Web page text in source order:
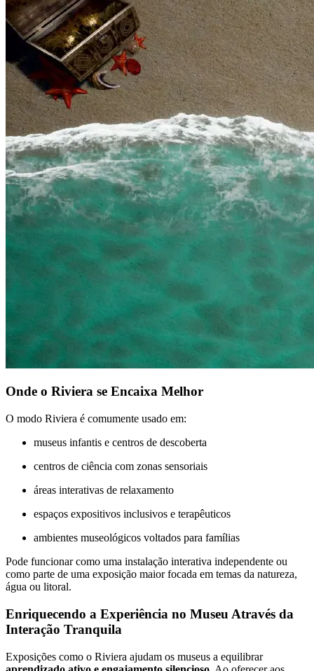
Onde o Riviera se Encaixa Melhor
O modo Riviera é comumente usado em:
museus infantis e centros de descoberta
centros de ciência com zonas sensoriais
áreas interativas de relaxamento
espaços expositivos inclusivos e terapêuticos
ambientes museológicos voltados para famílias
Pode funcionar como uma instalação interativa independente ou
como parte de uma exposição maior focada em temas da natureza,
água ou litoral.
Enriquecendo a Experiência no Museu Através da
Interação Tranquila
Exposições como o Riviera ajudam os museus a equilibrar